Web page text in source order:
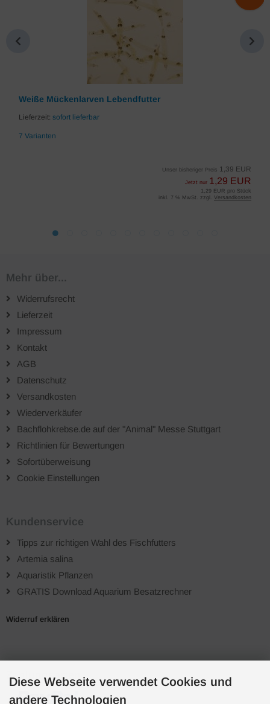
Weiße Mückenlarven Lebendfutter
Lieferzeit: sofort lieferbar
7 Varianten
Unser bisheriger Preis 1,39 EUR
Jetzt nur 1,29 EUR
1,29 EUR pro Stück
inkl. 7 % MwSt. zzgl. Versandkosten
Mehr über...
Widerrufsrecht
Lieferzeit
Impressum
Kontakt
AGB
Datenschutz
Versandkosten
Wiederverkäufer
Bachflohkrebse.de auf der "Animal" Messe Stuttgart
Richtlinien für Bewertungen
Sofortüberweisung
Cookie Einstellungen
Kundenservice
Tipps zur richtigen Wahl des Fischfutters
Artemia salina
Aquaristik Pflanzen
GRATIS Download Aquarium Besatzrechner
Widerruf erklären
Zahlungsarten
Diese Webseite verwendet Cookies und
andere Technologien